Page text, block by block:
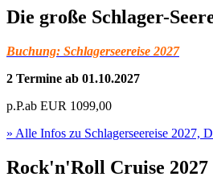
Die große Schlager-
Buchung: Schlagerseereise 2027
2 Termine ab 01.10.2027
p.P.ab EUR 1099,00
» Alle Infos zu Schlagerseereise 2027,
Rock'n'Roll Cruise 2027